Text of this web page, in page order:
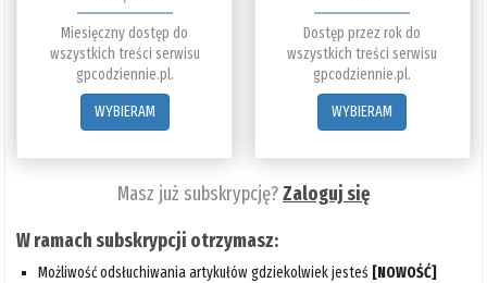
Miesięczny dostęp do
wszystkich treści serwisu
gpcodziennie.pl.
WYBIERAM
Dostęp przez rok do
wszystkich treści serwisu
gpcodziennie.pl.
WYBIERAM
Masz już subskrypcję?Zaloguj się
W ramach subskrypcji otrzymasz:
Możliwość odsłuchiwania artykułów gdziekolwiek jesteś [NOWOŚĆ]